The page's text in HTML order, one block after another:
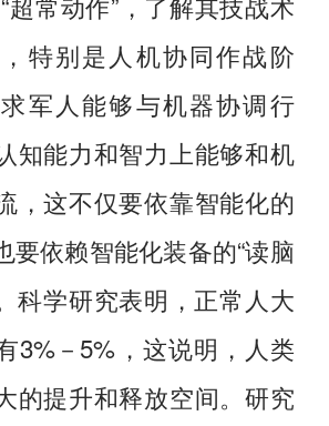
特别是人机协同作战阶
军人能够与机器协调行
知能力和智力上能够和机
，这不仅要依靠智能化的
要依赖智能化装备的“读脑
科学研究表明，正常人大
3%－5%，这说明，人类
的提升和释放空间。研究